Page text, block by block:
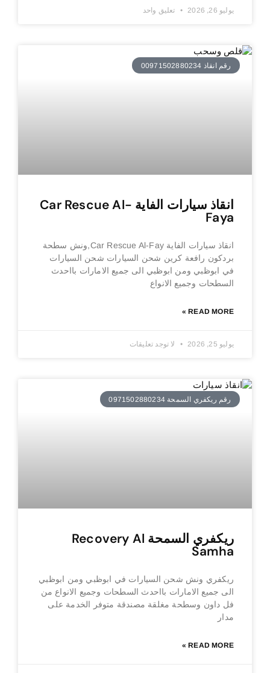
يوليو 26, 2026 تعليق واحد
رقم انقاذ 00971502880234
انقاذ سيارات الفاية Car Rescue Al-
Faya
انقاذ سيارات الفاية Car Rescue Al-Fay,ونش سطحة
بردكون رافعة كرين شحن السيارات شحن السيارات
في ابوظبي ومن ابوظبي الى جميع الامارات بااحدث
السطحات وجميع الانواع
READ MORE »
يوليو 25, 2026 لا توجد تعليقات
رقم ريكفري السمحة 0971502880234
ريكفري السمحة Recovery Al
Samha
ريكفري ونش شحن السيارات في ابوظبي ومن ابوظبي
الى جميع الامارات بااحدث السطحات وجميع الانواع من
فل داون وسطحة مغلقة مصندقة متوفر الخدمة على
مدار
READ MORE »